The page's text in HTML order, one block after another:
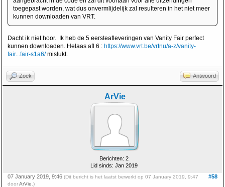
toegepast worden, wat dus onvermlijdelijk zal resulteren in het niet meer
kunnen downloaden van VRT.
Dacht ik niet hoor. Ik heb de 5 eersteafleveringen van Vanity Fair perfect
kunnen downloaden. Helaas afl 6 : https://www.vrt.be/vrtnu/a-z/vanity-
fair...fair-s1a6/mislukt.
Zoek Antwoord
ArVie
Berichten: 2
Lid sinds: Jan 2019
#58
07 January 2019, 9:46 (Dit bericht is het laatst bewerkt op 07 January 2019, 9:47
doorArVie .)